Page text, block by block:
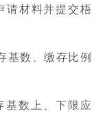
请材料并提交梧
基数、缴存比例
基数上、下限应